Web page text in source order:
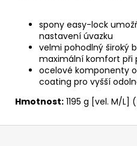
spony easy-lock
nastavení úvazku
velmi pohodlný široký
maximální komfort při
ocelové komponenty
coating pro vyšší
Hmotnost: 1195 g [vel. M/L]
Z